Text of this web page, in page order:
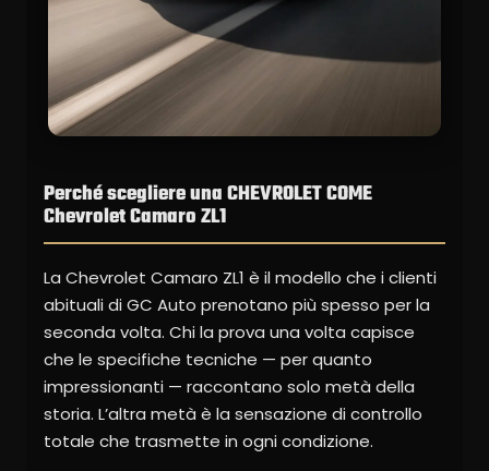
Perché scegliere una CHEVROLET COME
Chevrolet Camaro ZL1
La Chevrolet Camaro ZL1 è il modello che i clienti
abituali di GC Auto prenotano più spesso per la
seconda volta. Chi la prova una volta capisce
che le specifiche tecniche — per quanto
impressionanti — raccontano solo metà della
storia. L’altra metà è la sensazione di controllo
totale che trasmette in ogni condizione.